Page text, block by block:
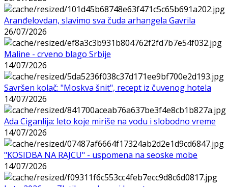
Aranđelovdan, slavimo sva čuda arhangela Gavrila
26/07/2026
Maline - crveno blago Srbije
14/07/2026
Savršen kolač: "Moskva šnit", recept iz čuvenog hotela
14/07/2026
Ada Ciganlija: leto koje miriše na vodu i slobodno vreme
14/07/2026
"KOSIDBA NA RAJCU" - uspomena na seoske mobe
14/07/2026